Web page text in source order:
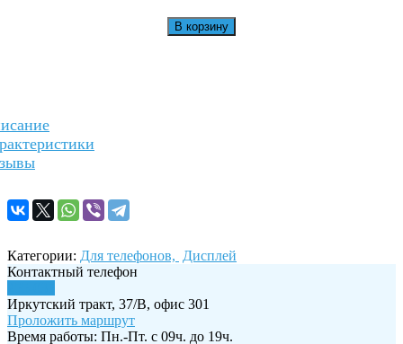
В корзину
Категории: Для телефонов, Дисплей
Контактный телефон
Иркутский тракт, 37/В, офис 301
Проложить маршрут
Время работы: Пн.-Пт. с 09ч. до 19ч.